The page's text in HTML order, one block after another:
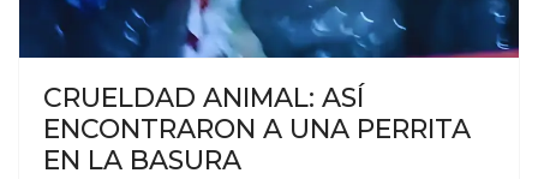
CRUELDAD ANIMAL: ASÍ
ENCONTRARON A UNA PERRITA
EN LA BASURA